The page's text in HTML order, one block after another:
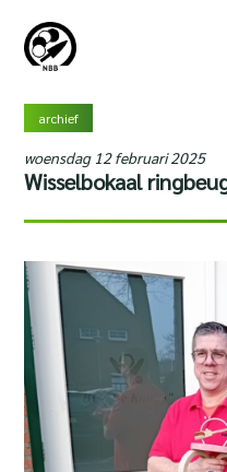
archief
woensdag 12 februari 2025
Wisselbokaal